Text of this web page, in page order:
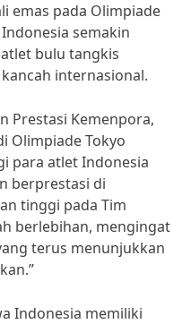
emas pada Olimpiade
semakin
bulu tangkis
internasional.
Prestasi Kemenpora,
Olimpiade Tokyo
para atlet Indonesia
berprestasi di
tinggi pada Tim
berlebihan, mengingat
terus menunjukkan
Indonesia memiliki